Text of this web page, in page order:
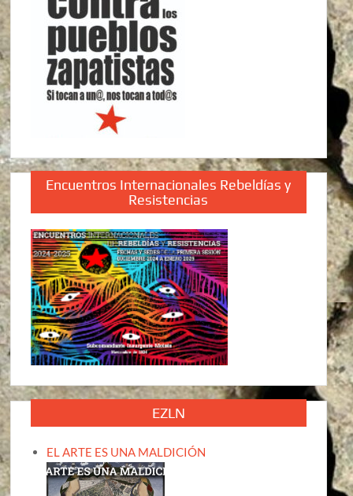
Encuentros Internacionales Rebeldías y
Resistencias
EZLN
EL ARTE ES UNA MALDICIÓN